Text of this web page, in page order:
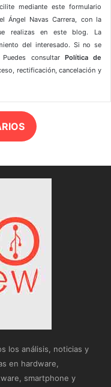
mediante este formulario
Ángel Navas Carrera, con la
realizas en este blog. La
del interesado. Si no se
consultar Política de
rectificación, cancelación y
los análisis, noticias y
en hardware,
smartphone y